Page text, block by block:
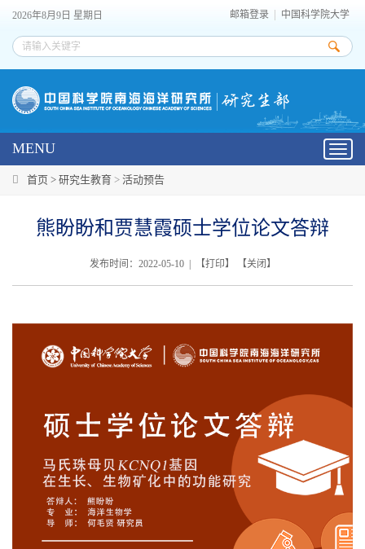
2026年8月9日 星期日 邮箱登录 中国科学院大学
MENU
首页 > 研究生教育 > 活动预告
熊盼盼和贾慧霞硕士学位论文答辩
发布时间：2022-05-10 | 【打印】 【关闭 】